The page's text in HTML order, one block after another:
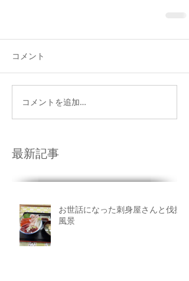
最新記事
コメント
コメントを追加…
お世話になった刺身屋さんと伐採
風景